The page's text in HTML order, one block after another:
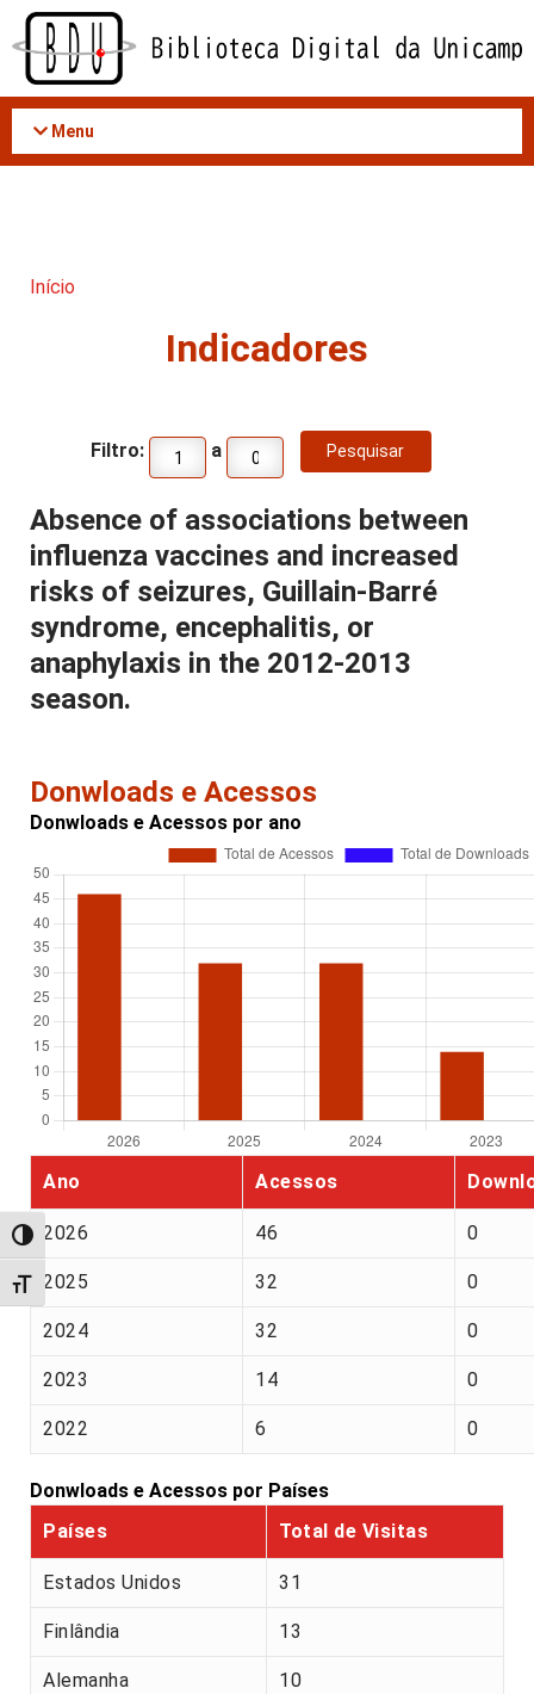
Acessar
conteúdo
Alternar alto contraste
Alternar tamanho da fonte
Menu
Início
Indicadores
Filtro: a
Absence of associations between
influenza vaccines and increased
risks of seizures, Guillain-Barré
syndrome, encephalitis, or
anaphylaxis in the 2012-2013
season.
Donwloads e Acessos
Donwloads e Acessos por ano
Ano Acessos
2026 46 0
2025 32 0
2024 32 0
2023 14 0
2022 6 0
Donwloads e Acessos por Países
Países
Total de Visitas
Estados Unidos 31
Finlândia 13
Alemanha 10